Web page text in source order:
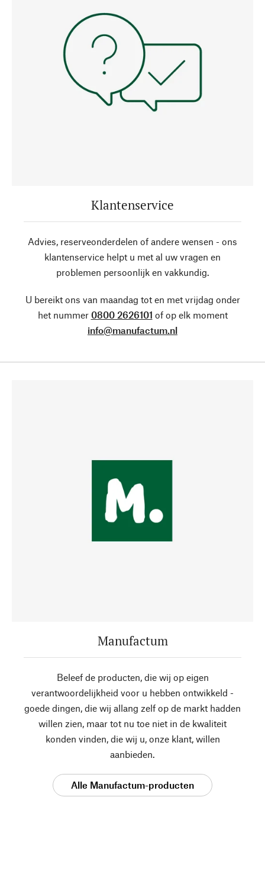
Klantenservice
Advies, reserveonderdelen of andere wensen - ons
klantenservice helpt u met al uw vragen en
problemen persoonlijk en vakkundig.
U bereikt ons van maandag tot en met vrijdag onder
het nummer 0800 2626101 of op elk moment
info@manufactum.nl
Manufactum
Beleef de producten, die wij op eigen
verantwoordelijkheid voor u hebben ontwikkeld -
goede dingen, die wij allang zelf op de markt hadden
willen zien, maar tot nu toe niet in de kwaliteit
konden vinden, die wij u, onze klant, willen
aanbieden.
Alle Manufactum-producten